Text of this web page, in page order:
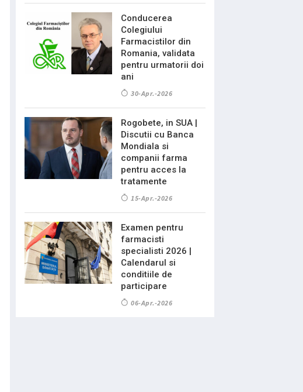
Conducerea
Colegiului
Farmacistilor din
Romania, validata
pentru urmatorii doi
ani
30-Apr.-2026
Rogobete, in SUA |
Discutii cu Banca
Mondiala si
companii farma
pentru acces la
tratamente
15-Apr.-2026
Examen pentru
farmacisti
specialisti 2026 |
Calendarul si
conditiile de
participare
06-Apr.-2026